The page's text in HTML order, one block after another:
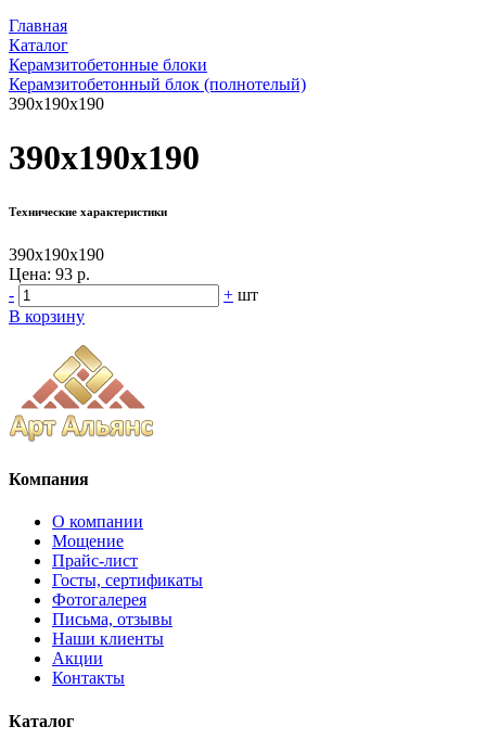
Главная
Каталог
Керамзитобетонные блоки
Керамзитобетонный блок (полнотелый)
390x190x190
390x190x190
Технические характеристики
390x190x190
Цена: 93 р.
-
+ шт
В корзину
Компания
О компании
Мощение
Прайс-лист
Госты, сертификаты
Фотогалерея
Письма, отзывы
Наши клиенты
Акции
Контакты
Каталог